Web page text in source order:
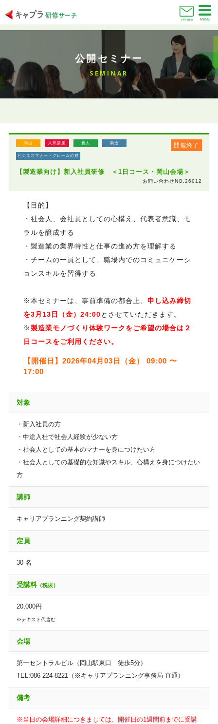
お問い合わせ MENU
公開セミナー
SEMINAR
開催終了
岡山 人気講座 新人 製造
ビジネスマナー・クレーム応対
【製造業向け】新入社員研修 ＜1日コース・岡山会場＞
お問い合わせNO.26012
【目的】
・社会人、会社員としての心構え、代表者意識、モ
ラルを醸成する
・製造業の業界特性と仕事の進め方を理解する
・チームの一員として、職場内でのコミュニケーシ
ョンスキルを習得する
※本セミナーは、事前準備の都合上、 申し込み締切
を3月13日（金）24:00とさせていただきます。
※製造業モノづくり体験ワークをご希望の場合は２
日コースをご利用ください。
【開催日】2026年04月03日（金） 09:00 〜
17:00
対象
・新入社員の方
・中途入社で社会人経験が少ない方
・社会人としての基本のマナーを身につけたい方
・社会人としての基礎的な知識やスキル、心構えを身につけたい
方
講師
キャリアプランニング契約講師
定員
30 名
受講料（税抜）
20,000円
※テキスト代含む
会場
第一セントラルビル（岡山駅東口 徒歩5分）
TEL:086-224-8221（※キャリアプランニング事務局 直通）
備考
※当日の会場詳細につきましては、開催日の1週間前までに受講